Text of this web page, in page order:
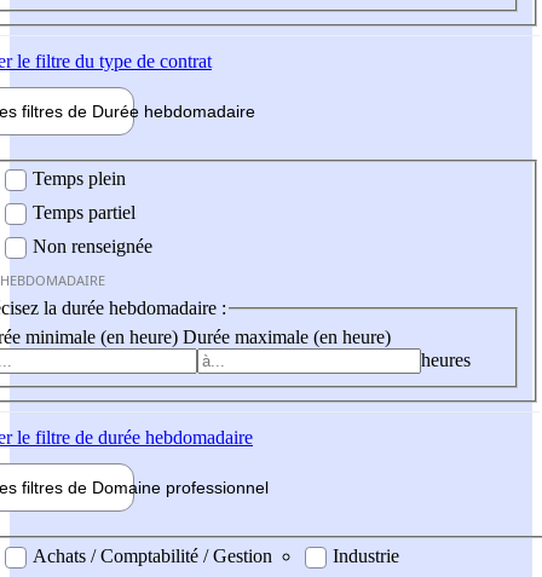
le filtre du type de contrat
filtres de Durée hebdomadaire
Temps plein
Temps partiel
Non renseignée
la durée hebdomadaire :
minimale (en heure) Durée maximale (en heure)
heures
le filtre de durée hebdomadaire
filtres de Domaine professionnel
professionel
Achats / Comptabilité / Gestion
Industrie